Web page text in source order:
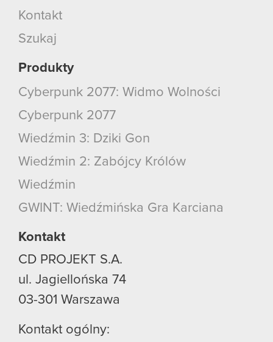
Kontakt
Szukaj
Produkty
Cyberpunk 2077: Widmo Wolności
Cyberpunk 2077
Wiedźmin 3: Dziki Gon
Wiedźmin 2: Zabójcy Królów
Wiedźmin
GWINT: Wiedźmińska Gra Karciana
Kontakt
CD PROJEKT S.A.
ul. Jagiellońska 74
03-301 Warszawa
Kontakt ogólny: